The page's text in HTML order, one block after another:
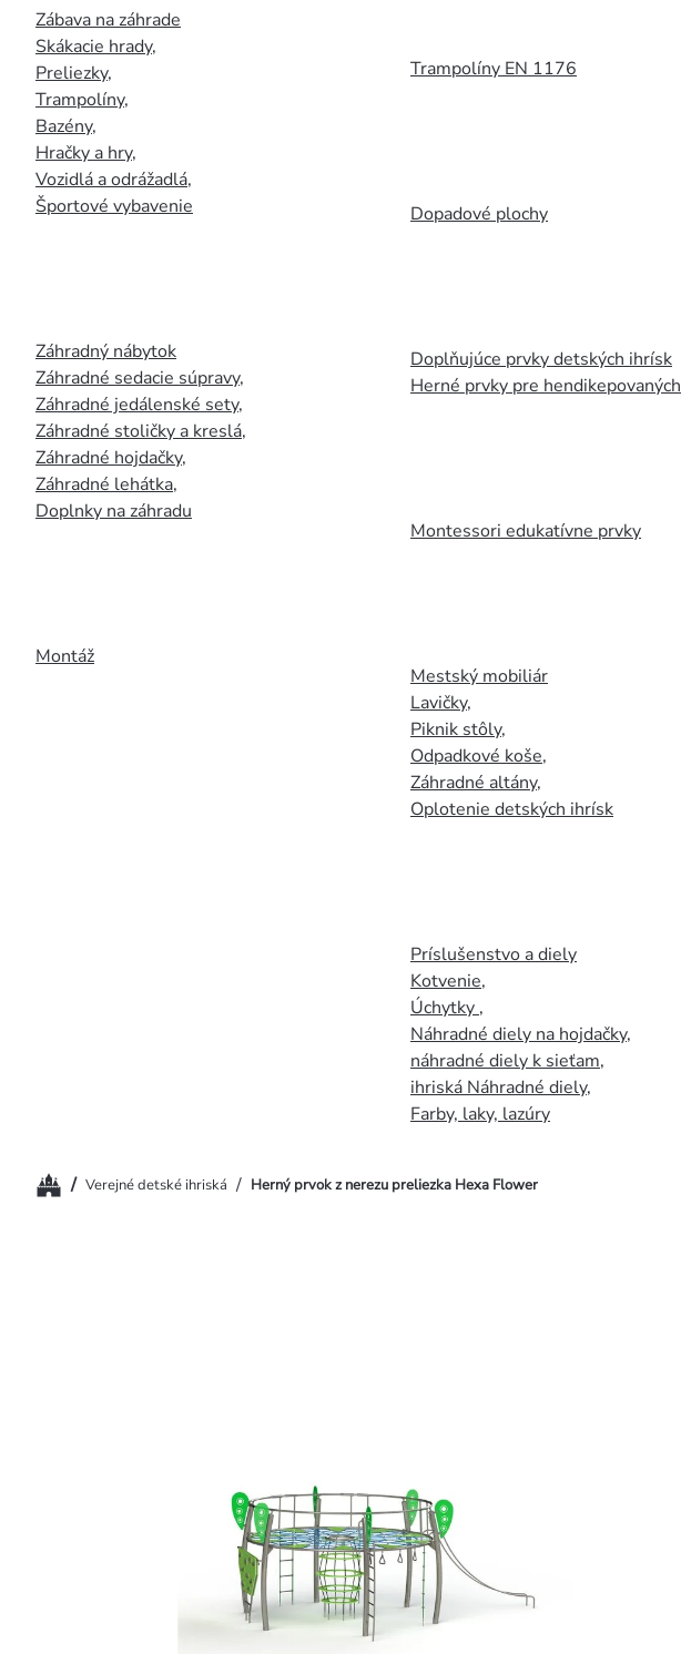
Zábava na záhrade
Skákacie hrady,
Preliezky,
Trampolíny,
Bazény,
Hračky a hry,
Vozidlá a odrážadlá,
Športové vybavenie
Záhradný nábytok
Záhradné sedacie súpravy,
Záhradné jedálenské sety,
Záhradné stoličky a kreslá,
Záhradné hojdačky,
Záhradné lehátka,
Doplnky na záhradu
Montáž
Trampolíny EN 1176
Dopadové plochy
Doplňujúce prvky detských ihrísk
Herné prvky pre hendikepovaných
Montessori edukatívne prvky
Mestský mobiliár
Lavičky,
Piknik stôly,
Odpadkové koše,
Záhradné altány,
Oplotenie detských ihrísk
Príslušenstvo a diely
Kotvenie,
Úchytky ,
Náhradné diely na hojdačky,
náhradné diely k sieťam,
ihriská Náhradné diely,
Farby, laky, lazúry
Domov
/ Verejné detské ihriská / Herný prvok z nerezu preliezka Hexa Flower